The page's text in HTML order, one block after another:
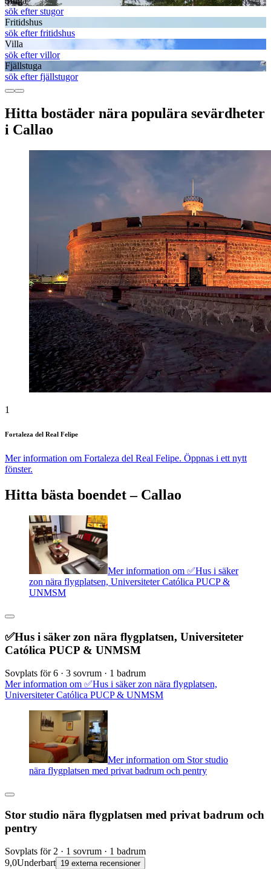
sök efter stugor
Fritidshus
sök efter fritidshus
Villa
sök efter villor
Fjällstuga
sök efter fjällstugor
Hitta bostäder nära populära sevärdheter
i Callao
1
Fortaleza del Real Felipe
Mer information om Fortaleza del Real Felipe. Öppnas i ett nytt
fönster.
Hitta bästa boendet – Callao
Mer information om ✅Hus i säker
zon nära flygplatsen, Universiteter Católica PUCP &
UNMSM
✅Hus i säker zon nära flygplatsen, Universiteter
Católica PUCP & UNMSM
Sovplats för 6 · 3 sovrum · 1 badrum
Mer information om ✅Hus i säker zon nära flygplatsen,
Universiteter Católica PUCP & UNMSM
Mer information om Stor studio
nära flygplatsen med privat badrum och pentry
Stor studio nära flygplatsen med privat badrum och
pentry
Sovplats för 2 · 1 sovrum · 1 badrum
9,0Underbart 19 externa recensioner